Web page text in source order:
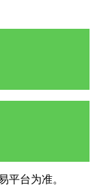
平台为准。